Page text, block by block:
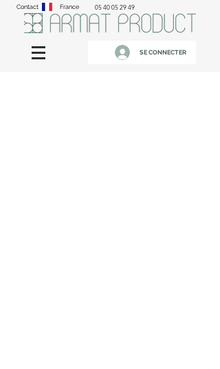
Contact France 05 40 05 29 49
SE CONNECTER